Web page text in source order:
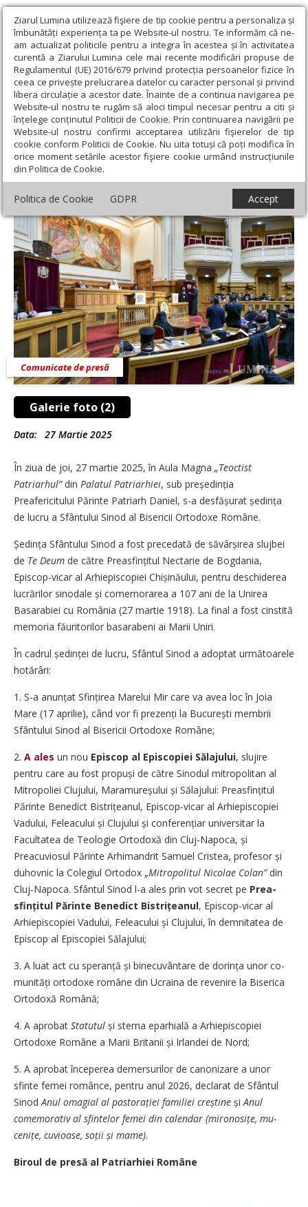
Ziarul Lumina utilizează fişiere de tip cookie pentru a personaliza și
îmbunătăți experiența ta pe Website-ul nostru. Te informăm că ne-
am actualizat politicile pentru a integra în acestea și în activitatea
curentă a Ziarului Lumina cele mai recente modificări propuse de
Regulamentul (UE) 2016/679 privind protecția persoanelor fizice în
ceea ce privește prelucrarea datelor cu caracter personal și privind
libera circulație a acestor date. Înainte de a continua navigarea pe
Website-ul nostru te rugăm să aloci timpul necesar pentru a citi și
înțelege conținutul Politicii de Cookie. Prin continuarea navigării pe
Website-ul nostru confirmi acceptarea utilizării fişierelor de tip
cookie conform Politicii de Cookie. Nu uita totuși că poți modifica în
orice moment setările acestor fişiere cookie urmând instrucțiunile
din Politica de Cookie.
Politica de Cookie GDPR Accept
Ziarul Lumina › Actualitate religioasă › Comunicate de presă ›
Noi hotărâri ale Sfântului Sinod al Bisericii Ortodoxe Române
Noi hotărâri ale Sfântului Sinod al Bisericii
Ortodoxe Române
Galerie foto (2)
Comunicate de presă
Data: 27 Martie 2025
În ziua de joi, 27 martie 2025, în Aula Magna „Teoctist
Patriarhul”din Palatul Patriarhiei, sub președinția
Preafericitului Părinte Patriarh Daniel, s-a desfă­șurat ședința
de lucru a Sfântului Sinod al Bisericii Ortodoxe Române.
Ședința Sfântului Sinod a fost precedată de săvârșirea slujbei
de Te Deum de către Preasfințitul Nectarie de Bogdania,
Episcop-vicar al Arhiepiscopiei Chișinăului, pentru deschiderea
lucrărilor sinodale și comemorarea a 107 ani de la Unirea
Basarabiei cu România (27 martie 1918). La final a fost cinstită
memoria făuritorilor basarabeni ai Marii Uniri.
În cadrul ședinței de lucru, Sfântul Sinod a adoptat următoarele
hotărâri:
1. S-a anunțat Sfințirea Marelui Mir care va avea loc în Joia
Mare (17 aprilie), când vor fi prezenți la București membrii
Sfântului Sinod al Bisericii Ortodoxe Române;
2. A ales un nou Episcop al Episcopiei Sălajului, slujire
pentru care au fost propuși de către Sinodul mitropolitan al
Mitropoliei Clujului, Maramureșului și Sălajului: Preasfințitul
Părinte Benedict Bis­trițeanul, Episcop-vicar al Arhiepiscopiei
Vadului, Feleacului și Clujului și conferențiar universitar la
Facultatea de Teologie Ortodoxă din Cluj-Napoca, și
Preacuviosul Părinte Arhimandrit Samuel Cristea, profesor și
duhovnic la Colegiul Ortodox „Mitropolitul Nicolae Colan”din
Cluj-Napoca. Sfântul Sinod l-a ales prin vot secret pe Prea­
sfințitul Părinte Benedict Bis­trițeanul, Episcop-vicar al
Arhiepiscopiei Vadului, Feleacului și Clujului, în demnitatea de
Episcop al Episcopiei Sălajului;
3. A luat act cu speranță și binecuvântare de dorința unor co­
mu­nități ortodoxe române din Ucraina de revenire la Biserica
Ortodoxă Română;
4. A aprobat Statutul și stema eparhială a Arhiepiscopiei
Ortodoxe Române a Marii Britanii și Irlandei de Nord;
5. A aprobat începerea demersurilor de canonizare a unor
sfinte femei românce, pentru anul 2026, declarat de Sfântul
SinodAnul omagial al pastorației familiei creștine șiAnul
comemorativ al sfintelor femei din calendar (mironosițe, mu­
cenițe, cuvioase, soții și mame).
Biroul de presă al Patriarhiei Române